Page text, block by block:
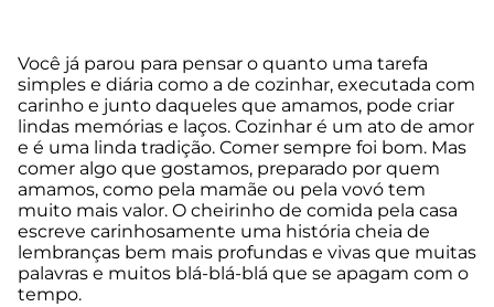
Você já parou para pensar o quanto uma tarefa
simples e diária como a de cozinhar, executada com
carinho e junto daqueles que amamos, pode criar
lindas memórias e laços. Cozinhar é um ato de amor
e é uma linda tradição. Comer sempre foi bom. Mas
comer algo que gostamos, preparado por quem
amamos, como pela mamãe ou pela vovó tem
muito mais valor. O cheirinho de comida pela casa
escreve carinhosamente uma história cheia de
lembranças bem mais profundas e vivas que muitas
palavras e muitos blá-blá-blá que se apagam com o
tempo.